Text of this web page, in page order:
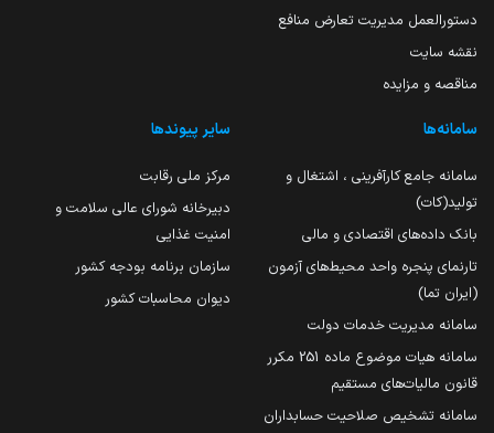
دستورالعمل مدیریت تعارض منافع
نقشه سایت
مناقصه و مزایده
سامانه‌ها
سامانه جامع کارآفرینی ، اشتغال و
تولید(کات)
بانک داده‌های اقتصادی و مالی
تارنمای پنجره واحد محیط‌های آزمون
(ایران تما)
سامانه مدیریت خدمات دولت
سامانه هیات موضوع ماده 251 مکرر
قانون مالیات‌های مستقیم
سامانه تشخیص صلاحیت حسابداران
سایر پیوندها
مرکز ملی رقابت
دبیرخانه شورای عالی سلامت و
امنیت غذایی
سازمان برنامه بودجه کشور
دیوان محاسبات کشور